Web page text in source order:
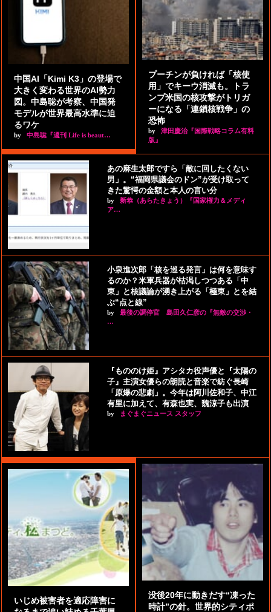
中国AI「Kimi K3」の登場で
大きく変わる世界のAI勢力
図。中島聡が考察、中国発
モデルが世界最高水準に迫
るワケ
by 中島聡『週刊 Life is beaut…
プーチンが負ければ「核使
用」でキーウ消滅も。トラ
ンプ米国の核攻撃がトリガ
ーになる「連鎖核戦争」の
恐怖
by
津田慶治『国際戦略コラム有料
版』
あの麻生太郎ですら「敵に回したくない
男」。“福岡県議会のドン”が受け取って
きた驚愕の金額と本人の言い分
by
新恭（あらたきょう）『国家権力＆メディ
ア…
小泉進次郎「核を巡る発言」は何を意味す
るのか？米軍兵器が枯渇しつつある「中
東」と核議論が湧き上がる「極東」とを結
ぶ“点と線”
by
最後の調停官 島田久仁彦の『無敵の交渉・
…
『もののけ姫』アシタカ役声優と『太陽の
子』主演女優らの朗読と音楽で紡ぐ長崎
「原爆の悲劇」。今年は阿川佐和子、中江
有里に加えて、有森也実、魏涼子も出演
by まぐまぐニュース スタッフ
いじめ被害者を適応障害に
没後20年に動きだす“凍った
時計”の針。世界的シティポ